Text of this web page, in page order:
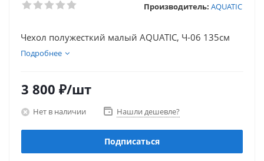
Производитель: AQUATIC
Чехол полужесткий малый AQUATIC, Ч-06 135см
Подробнее
3 800 ₽/шт
Нет в наличии Нашли дешевле?
Подписаться